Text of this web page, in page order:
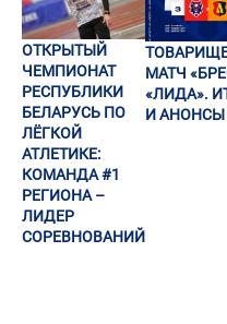
ОТКРЫТЫЙ
ЧЕМПИОНАТ
РЕСПУБЛИКИ
БЕЛАРУСЬ ПО
ЛЁГКОЙ
АТЛЕТИКЕ:
КОМАНДА #1
РЕГИОНА –
ЛИДЕР
СОРЕВНОВАНИЙ
МАТЧ
«ЛИДА».
И АНОНСЫ